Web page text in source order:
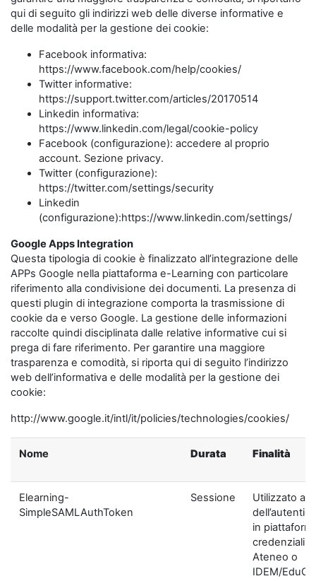
qui di seguito gli indirizzi web delle diverse informative e
delle modalità per la gestione dei cookie:
Facebook informativa:
https://www.facebook.com/help/cookies/
Twitter informative:
https://support.twitter.com/articles/20170514
Linkedin informativa:
https://www.linkedin.com/legal/cookie-policy
Facebook (configurazione): accedere al proprio
account. Sezione privacy.
Twitter (configurazione):
https://twitter.com/settings/security
Linkedin
(configurazione):https://www.linkedin.com/settings/
Google Apps Integration
Questa tipologia di cookie è finalizzato all’integrazione delle
APPs Google nella piattaforma e-Learning con particolare
riferimento alla condivisione dei documenti. La presenza di
questi plugin di integrazione comporta la trasmissione di
cookie da e verso Google. La gestione delle informazioni
raccolte quindi disciplinata dalle relative informative cui si
prega di fare riferimento. Per garantire una maggiore
trasparenza e comodità, si riporta qui di seguito l’indirizzo
web dell’informativa e delle modalità per la gestione dei
cookie:
http://www.google.it/intl/it/policies/technologies/cookies/
Nome Durata Finalità
Elearning-
SimpleSAMLAuthToken
Sessione
Utilizzato ai
in
credenziali di
Ateneo o
IDEM/